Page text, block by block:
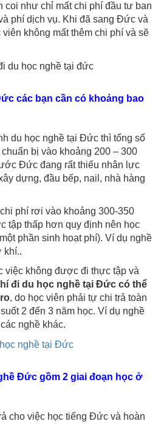
coi như chỉ mất chi phí đầu tư ban
phí dịch vụ. Khi đã sang Đức và
không mất thêm chi phí và sẽ
các bạn cần có khoảng bao
du học nghề tại Đức thì tổng số
bị vào khoảng 200 – 300
Đức đang rất thiếu nhân lực
dựng, đầu bếp, nail, nhà hàng
phí rơi vào khoảng 300-350
tập thấp hơn quy định nên học
phần sinh hoạt phí). Ví dụ nghề
khí..
việc không được đi thực tập và
đi du học nghề tại Đức có thể
, do học viên phải tự chi trả toàn
2 đến 3 năm học. Ví dụ nghề
nghề khác.
Đức gồm 2 giai đoạn học ở
cho việc học tiếng Đức và hoàn